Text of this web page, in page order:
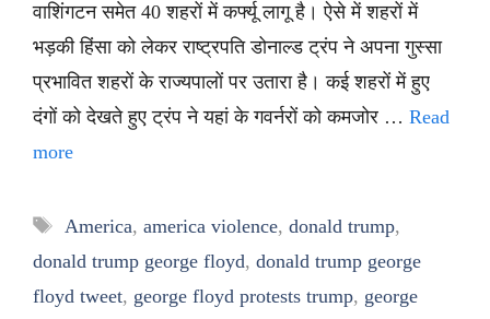
वाशिंगटन समेत 40 शहरों में कर्फ्यू लागू है। ऐसे में शहरों में
भड़की हिंसा को लेकर राष्ट्रपति डोनाल्ड ट्रंप ने अपना गुस्सा
प्रभावित शहरों के राज्यपालों पर उतारा है। कई शहरों में हुए
दंगों को देखते हुए ट्रंप ने यहां के गवर्नरों को कमजोर … Read
more
Tags
America, america violence, donald trump,
donald trump george floyd, donald trump george
floyd tweet, george floyd protests trump, george